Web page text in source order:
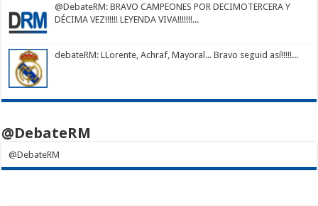
@DebateRM: BRAVO CAMPEONES POR DECIMOTERCERA Y
DÉCIMA VEZ!!!!!! LEYENDA VIVA!!!!!!!...
debateRM: LLorente, Achraf, Mayoral... Bravo seguid así!!!!!...
@DebateRM
@DebateRM